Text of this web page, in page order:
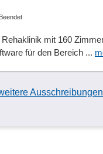
mit 160
für den Bereich ...
Ausschreibungen